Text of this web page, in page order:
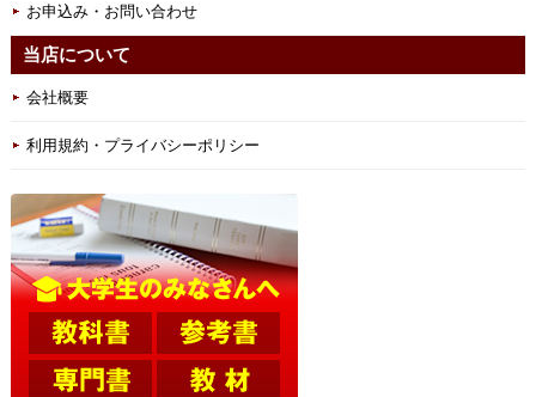
お申込み・お問い合わせ
当店について
会社概要
利用規約・プライバシーポリシー